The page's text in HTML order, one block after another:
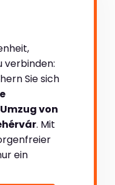
verbinden:
Sie sich
von
. Mit
ein